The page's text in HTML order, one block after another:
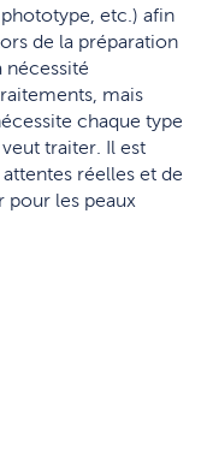
etc.) afin
de la préparation
nécessité
mais
chaque type
traiter. Il est
réelles et de
pour les peaux